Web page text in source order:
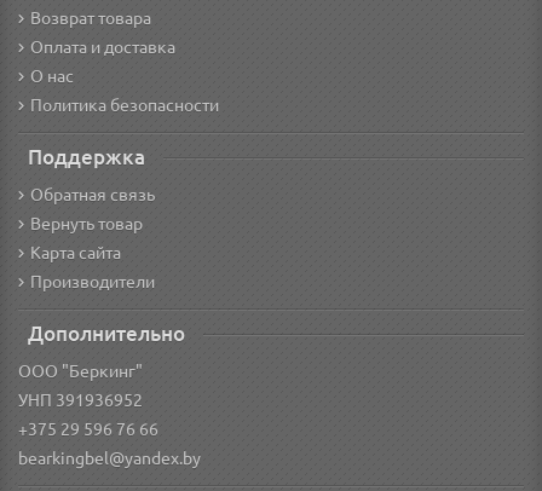
Возврат товара
Оплата и доставка
О нас
Политика безопасности
Поддержка
Обратная связь
Вернуть товар
Карта сайта
Производители
Дополнительно
ООО "Беркинг"
УНП 391936952
+375 29 596 76 66
bearkingbel@yandex.by